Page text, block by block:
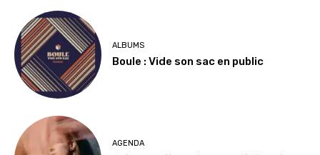
ALBUMS
Boule : Vide son sac en public
AGENDA